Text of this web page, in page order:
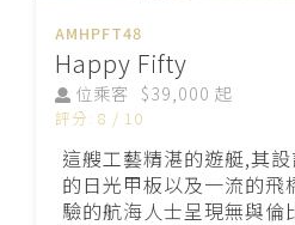
AMHPFT48
Happy Fifty
位乘客 $39,000 起
評分: 8 / 10
這艘工藝精湛的遊艇,其
的日光甲板以及一流的飛
驗的航海人士呈現無與倫